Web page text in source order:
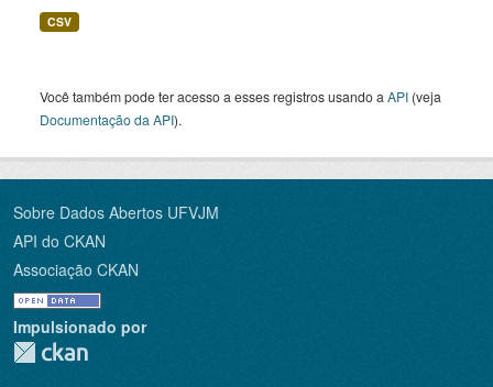
CSV
Você também pode ter acesso a esses registros usando a API (veja
Documentação da API).
Sobre Dados Abertos UFVJM
API do CKAN
Associação CKAN
Impulsionado por